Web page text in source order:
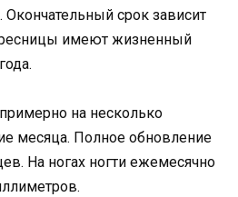
срок зависит
имеют жизненный
на несколько
месяца. Полное обновление
На ногах ногти ежемесячно